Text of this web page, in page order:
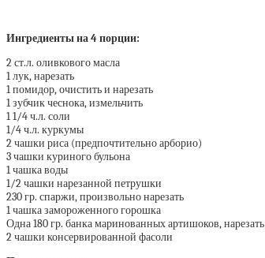
Ингредиенты на 4 порции:
2 ст.л. оливкового масла
1 лук, нарезать
1 помидор, очистить и нарезать
1 зубчик чеснока, измельчить
1 1/4 ч.л. соли
1/4 ч.л. куркумы
2 чашки риса (предпочтительно арборио)
3 чашки куриного бульона
1 чашка воды
1/2 чашки нарезанной петрушки
230 гр. спаржи, произвольно нарезать
1 чашка замороженного горошка
Одна 180 гр. банка маринованных артишоков, нарезать
2 чашки консервированной фасоли